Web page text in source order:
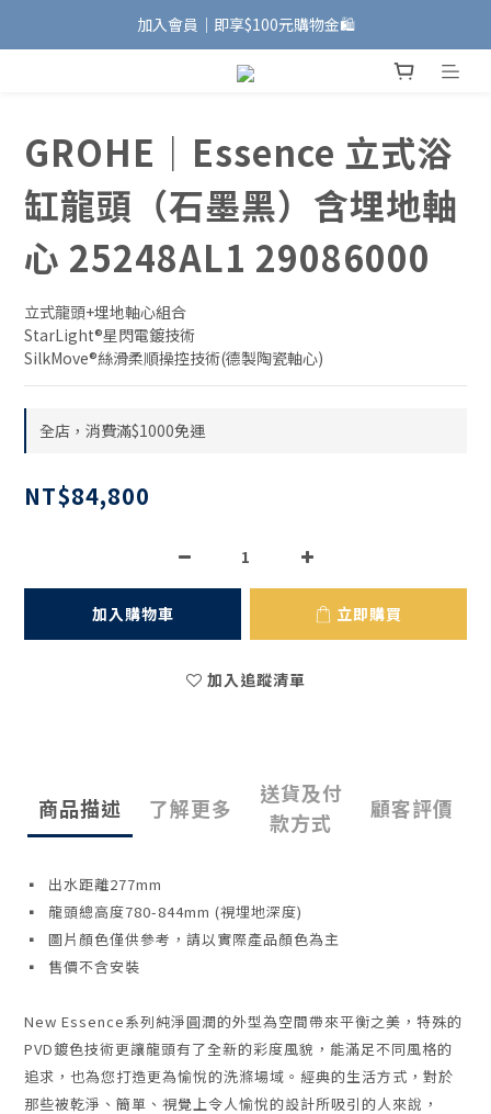
加入會員｜即享$100元購物金🛍️
加入會員｜即享$100元購物金🛍️
安裝維修服務｜Line ID @885wywfl
加入會員｜即享$100元購物金🛍️
GROHE｜Essence 立式浴
缸龍頭（石墨黑）含埋地軸
心 25248AL1 29086000
立式龍頭+埋地軸心組合
StarLight®星閃電鍍技術
SilkMove®絲滑柔順操控技術(德製陶瓷軸心)
全店，消費滿$1000免運
NT$84,800
加入購物車 立即購買
加入追蹤清單
商品描述 了解更多
送貨及付
款方式
顧客評價
▪ 出水距離277mm
▪ 龍頭總高度780-844mm (視埋地深度)
▪ 圖片顏色僅供參考，請以實際產品顏色為主
▪ 售價不含安裝
New Essence系列純淨圓潤的外型為空間帶來平衡之美，特殊的
PVD鍍色技術更讓龍頭有了全新的彩度風貌，能滿足不同風格的
追求，也為您打造更為愉悅的洗滌場域。 經典的生活方式，對於
那些被乾淨、簡單、視覺上令人愉悅的設計所吸引的人來說，